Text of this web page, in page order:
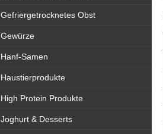
Gefriergetrocknetes Obst
Gewürze
Hanf-Samen
Haustierprodukte
High Protein Produkte
Joghurt & Desserts